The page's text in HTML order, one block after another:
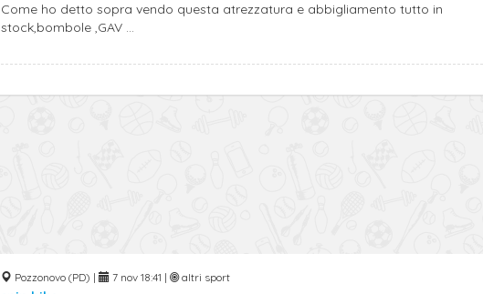
Come ho detto sopra vendo questa atrezzatura e abbigliamento tutto in
stock,bombole ,GAV ...
Pozzonovo (PD) | 7 nov 18:41 | altri sport